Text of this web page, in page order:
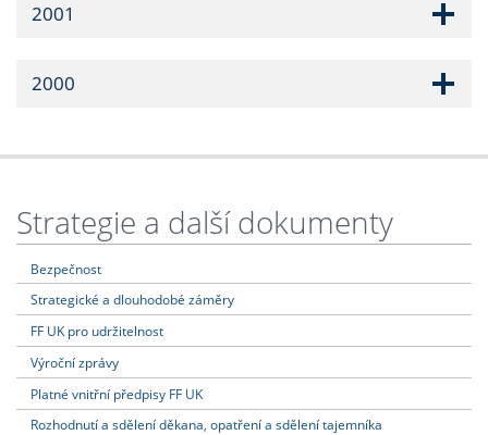
2001
2000
Strategie a další dokumenty
Bezpečnost
Strategické a dlouhodobé záměry
FF UK pro udržitelnost
Výroční zprávy
Platné vnitřní předpisy FF UK
Rozhodnutí a sdělení děkana, opatření a sdělení tajemníka